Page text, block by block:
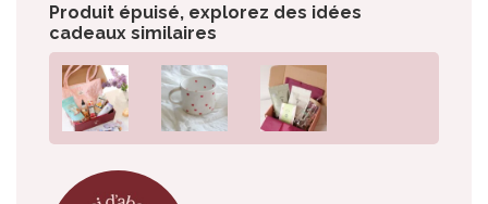
Produit épuisé, explorez des idées
cadeaux similaires